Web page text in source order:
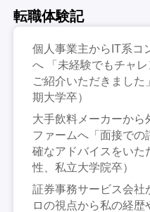
転職体験記
個人事業主からIT系コ
へ 「未経験でもチャ
ご紹介いただきまし
期大学卒）
大手飲料メーカーから
ファームへ「面接での
確なアドバイスをいた
性、私立大学院卒）
証券事務サービス会社
ロの視点から私の経歴